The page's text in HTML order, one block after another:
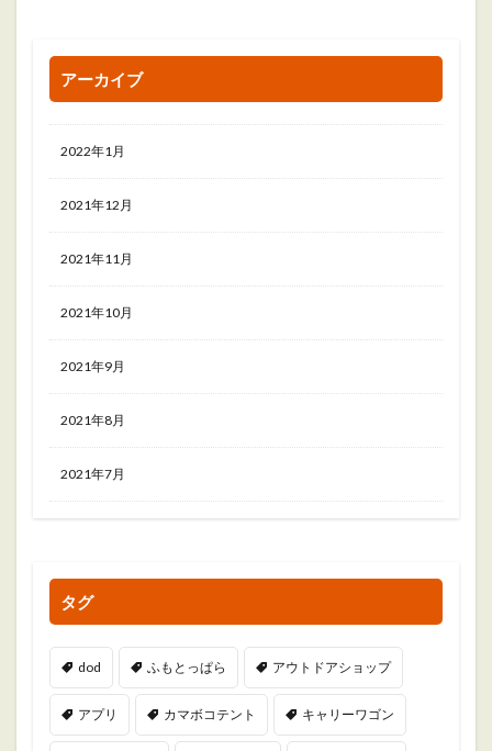
アーカイブ
2022年1月
2021年12月
2021年11月
2021年10月
2021年9月
2021年8月
2021年7月
タグ
dod ふもとっぱら アウトドアショップ
アプリ カマボコテント キャリーワゴン